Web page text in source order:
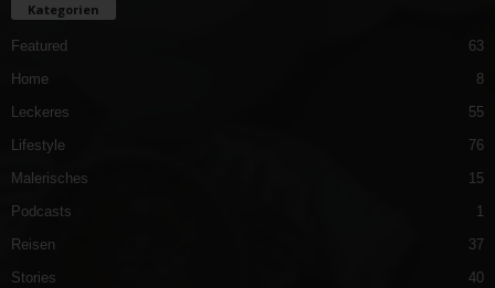
Kategorien
Featured
63
Home
8
Leckeres
55
Lifestyle
76
Malerisches
15
Podcasts
1
Reisen
37
Stories
40